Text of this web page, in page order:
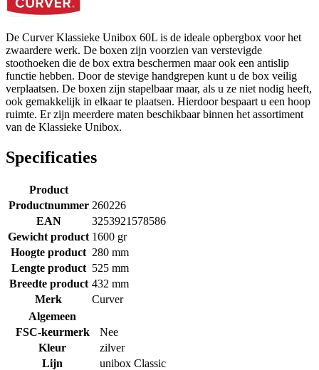
De Curver Klassieke Unibox 60L is de ideale opbergbox voor het
zwaardere werk. De boxen zijn voorzien van verstevigde
stoothoeken die de box extra beschermen maar ook een antislip
functie hebben. Door de stevige handgrepen kunt u de box veilig
verplaatsen. De boxen zijn stapelbaar maar, als u ze niet nodig heeft,
ook gemakkelijk in elkaar te plaatsen. Hierdoor bespaart u een hoop
ruimte. Er zijn meerdere maten beschikbaar binnen het assortiment
van de Klassieke Unibox.
Specificaties
Product
Productnummer 260226
EAN
3253921578586
Gewicht product 1600 gr
Hoogte product 280 mm
Lengte product 525 mm
Breedte product 432 mm
Merk
Curver
Algemeen
FSC-keurmerk
Nee
Kleur
zilver
Lijn
unibox Classic